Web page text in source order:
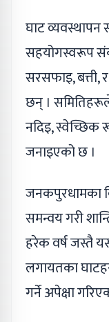
घाट
सहयोगस्वरूप
सरसफाइ, बत्ती,
छन् ।
नदिइ, स्वेच्छिक
जनाइएको छ ।
जनकपुरधामका
समन्वय गरी
हरेक वर्ष जस्तै
लगायतका
गर्ने अपेक्षा